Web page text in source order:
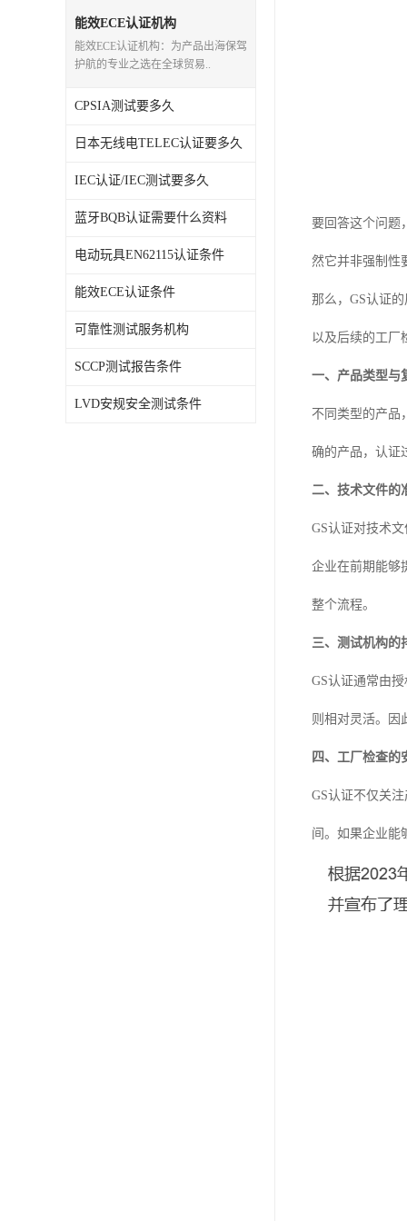
能效ECE认证机构
能效ECE认证机构：为产品出海保驾
护航的专业之选在全球贸易..
CPSIA测试要多久
日本无线电TELEC认证要多久
IEC认证/IEC测试要多久
蓝牙BQB认证需要什么资料
电动玩具EN62115认证条件
能效ECE认证条件
可靠性测试服务机构
SCCP测试报告条件
LVD安规安全测试条件
要回答这个问题
然它并非强制性
那么，GS认证
以及后续的工厂
一、产品类型与
不同类型的产品
确的产品，认证
二、技术文件的
GS认证对技术
企业在前期能够
整个流程。
三、测试机构的
GS认证通常由
则相对灵活。因
四、工厂检查的
GS认证不仅关
间。如果企业能